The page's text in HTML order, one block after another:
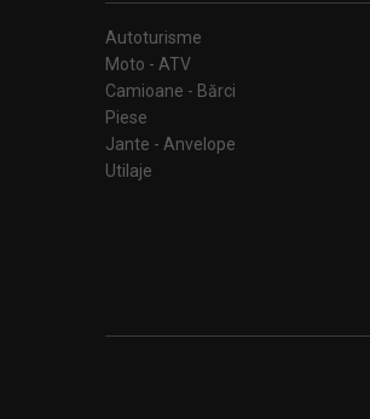
Autoturisme
Moto - ATV
Camioane - Bărci
Piese
Jante - Anvelope
Utilaje